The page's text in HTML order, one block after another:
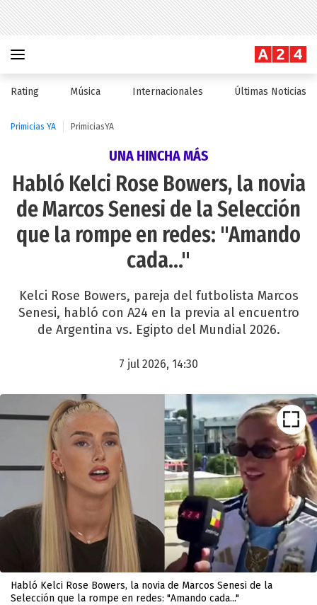
Rating Música Internacionales Últimas Noticias
Primicias YA PrimiciasYA
UNA HINCHA MÁS
Habló Kelci Rose Bowers, la novia
de Marcos Senesi de la Selección
que la rompe en redes: "Amando
cada..."
Kelci Rose Bowers, pareja del futbolista Marcos
Senesi, habló con A24 en la previa al encuentro
de Argentina vs. Egipto del Mundial 2026.
7 jul 2026, 14:30
Habló Kelci Rose Bowers, la novia de Marcos Senesi de la
Selección que la rompe en redes: "Amando cada..."